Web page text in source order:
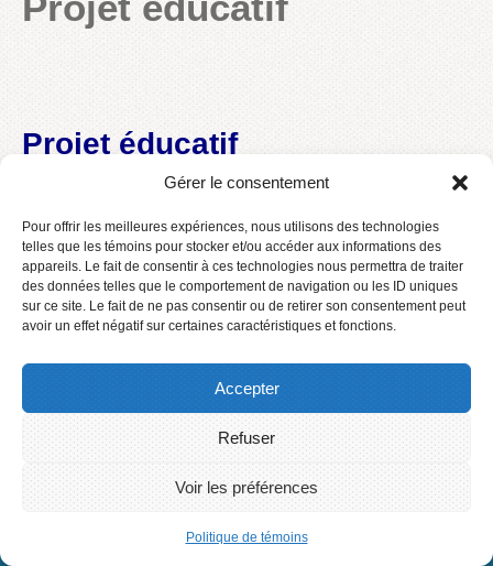
Gérer le consentement
Pour offrir les meilleures expériences, nous utilisons des technologies
telles que les témoins pour stocker et/ou accéder aux informations des
appareils. Le fait de consentir à ces technologies nous permettra de traiter
des données telles que le comportement de navigation ou les ID uniques
sur ce site. Le fait de ne pas consentir ou de retirer son consentement peut
avoir un effet négatif sur certaines caractéristiques et fonctions.
Accepter
Refuser
Voir les préférences
Politique de témoins
Projet éducatif
2016 © Centre de services scolaire des Phares Connexion